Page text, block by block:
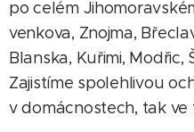
po celém
venkova, Znojma,
Blanska, Kuřimi, Modřic,
Zajistíme spolehlivou
v domácnostech, tak ve